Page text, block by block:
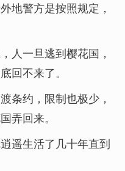
地警方是按照规定，
人一旦逃到樱花国，
回不来了。
条约，限制也极少，
弄回来。
遥生活了几十年直到